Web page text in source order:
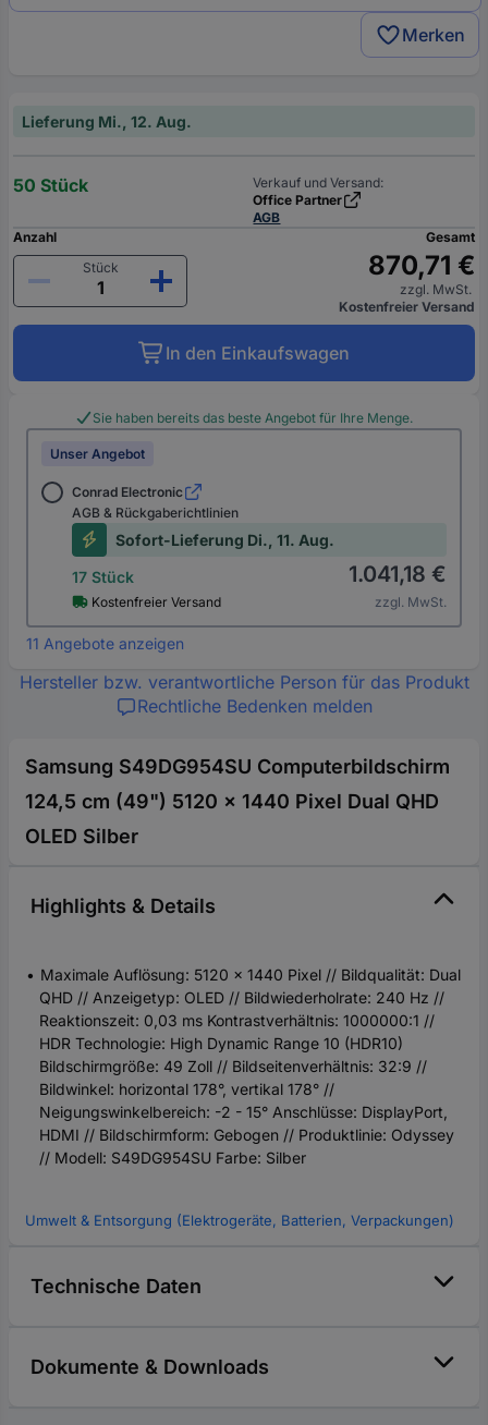
Merken
Lieferung Mi., 12. Aug.
50 Stück
Verkauf und Versand:
Office Partner
AGB
Anzahl
Stück
Gesamt
870,71 €
zzgl. MwSt.
Kostenfreier Versand
In den Einkaufswagen
Sie haben bereits das beste Angebot für Ihre Menge.
Unser Angebot
Conrad Electronic
AGB & Rückgaberichtlinien
Sofort-Lieferung Di., 11. Aug.
17 Stück
Kostenfreier Versand
1.041,18 €
zzgl. MwSt.
11 Angebote anzeigen
Hersteller bzw. verantwortliche Person für das Produkt
Rechtliche Bedenken melden
Samsung S49DG954SU Computerbildschirm
124,5 cm (49") 5120 x 1440 Pixel Dual QHD
OLED Silber
Highlights & Details
Maximale Auflösung: 5120 x 1440 Pixel // Bildqualität: Dual
QHD // Anzeigetyp: OLED // Bildwiederholrate: 240 Hz //
Reaktionszeit: 0,03 ms Kontrastverhältnis: 1000000:1 //
HDR Technologie: High Dynamic Range 10 (HDR10)
Bildschirmgröße: 49 Zoll // Bildseitenverhältnis: 32:9 //
Bildwinkel: horizontal 178°, vertikal 178° //
Neigungswinkelbereich: -2 - 15° Anschlüsse: DisplayPort,
HDMI // Bildschirmform: Gebogen // Produktlinie: Odyssey
// Modell: S49DG954SU Farbe: Silber
Umwelt & Entsorgung (Elektrogeräte, Batterien, Verpackungen)
Technische Daten
Dokumente & Downloads